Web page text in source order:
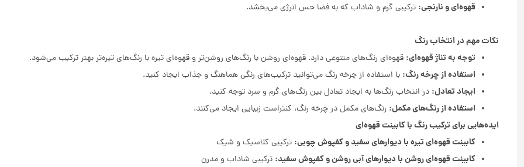
قهوه‌ای و نارنجی: ترکیبی گرم و شاداب که به فضا حس انرژی می‌بخشد.
نکات مهم در انتخاب رنگ
توجه به تناژ قهوه‌ای: قهوه‌ای رنگ‌های متنوعی دارد. قهوه‌ای روشن با رنگ‌های روشن‌تر و قهوه‌ای تیره با رنگ‌های تیره‌تر بهتر ترکیب می‌شود.
استفاده از چرخه رنگ: با استفاده از چرخه رنگ می‌توانید ترکیب‌های رنگی هماهنگ و جذاب ایجاد کنید.
ایجاد تعادل: در انتخاب رنگ‌ها به ایجاد تعادل بین رنگ‌های گرم و سرد توجه کنید.
استفاده از رنگ‌های مکمل: رنگ‌های مکمل در چرخه رنگ، کنتراست زیبایی ایجاد می‌کنند.
ایده‌هایی برای ترکیب رنگ با کابینت قهوه‌ای
کابینت قهوه‌ای تیره با دیوارهای سفید و کفپوش چوبی: ترکیبی کلاسیک و شیک
کابینت قهوه‌ای روشن با دیوارهای آبی روشن و کفپوش سفید: ترکیبی شاداب و مدرن